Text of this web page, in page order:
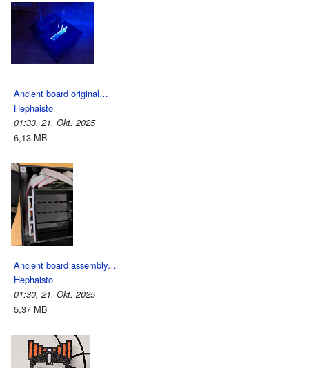
Ancient board original…
Hephaisto
01:33, 21. Okt. 2025
6,13 MB
Ancient board assembly…
Hephaisto
01:30, 21. Okt. 2025
5,37 MB